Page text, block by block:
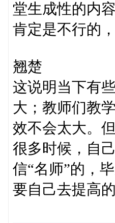
堂生成性的内
肯定是不行的
翘楚
这说明当下有
大；教师们教
效不会太大。
很多时候，自
信“名师”的，
要自己去提高